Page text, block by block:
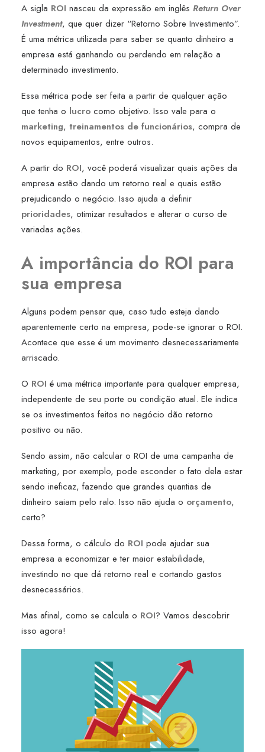
A sigla ROI nasceu da expressão em inglês Return Over
Investment, que quer dizer “Retorno Sobre Investimento”.
É uma métrica utilizada para saber se quanto dinheiro a
empresa está ganhando ou perdendo em relação a
determinado investimento.
Essa métrica pode ser feita a partir de qualquer ação
que tenha o lucro como objetivo. Isso vale para o
marketing, treinamentos de funcionários, compra de
novos equipamentos, entre outros.
A partir do ROI, você poderá visualizar quais ações da
empresa estão dando um retorno real e quais estão
prejudicando o negócio. Isso ajuda a definir
prioridades, otimizar resultados e alterar o curso de
variadas ações.
A importância do ROI para
sua empresa
Alguns podem pensar que, caso tudo esteja dando
aparentemente certo na empresa, pode-se ignorar o ROI.
Acontece que esse é um movimento desnecessariamente
arriscado.
O ROI é uma métrica importante para qualquer empresa,
independente de seu porte ou condição atual. Ele indica
se os investimentos feitos no negócio dão retorno
positivo ou não.
Sendo assim, não calcular o ROI de uma campanha de
marketing, por exemplo, pode esconder o fato dela estar
sendo ineficaz, fazendo que grandes quantias de
dinheiro saiam pelo ralo. Isso não ajuda o orçamento,
certo?
Dessa forma, o cálculo do ROI pode ajudar sua
empresa a economizar e ter maior estabilidade,
investindo no que dá retorno real e cortando gastos
desnecessários.
Mas afinal, como se calcula o ROI? Vamos descobrir
isso agora!